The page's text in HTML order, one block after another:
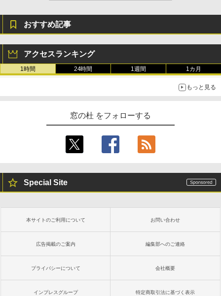
おすすめ記事
アクセスランキング
1時間 24時間 1週間 1カ月
もっと見る
窓の杜 をフォローする
Special Site
本サイトのご利用について お問い合わせ
広告掲載のご案内 編集部へのご連絡
プライバシーについて 会社概要
インプレスグループ 特定商取引法に基づく表示